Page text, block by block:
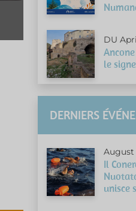
DU
le
DERNIERS
August
Il
unisce